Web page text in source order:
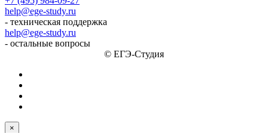
help@ege-study.ru
- техническая поддержка
help@ege-study.ru
- остальные вопросы
© ЕГЭ-Студия
×